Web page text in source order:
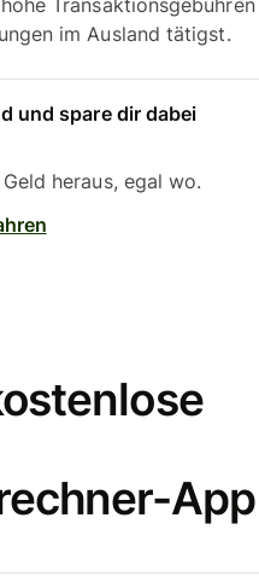
Transaktionsgebühren
im Ausland tätigst.
und spare dir dabei
heraus, egal wo.
App